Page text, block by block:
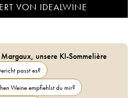
VON IDEALWINE
unsere KI-Sommelière
passt es?
Weine empfiehlst du mir?